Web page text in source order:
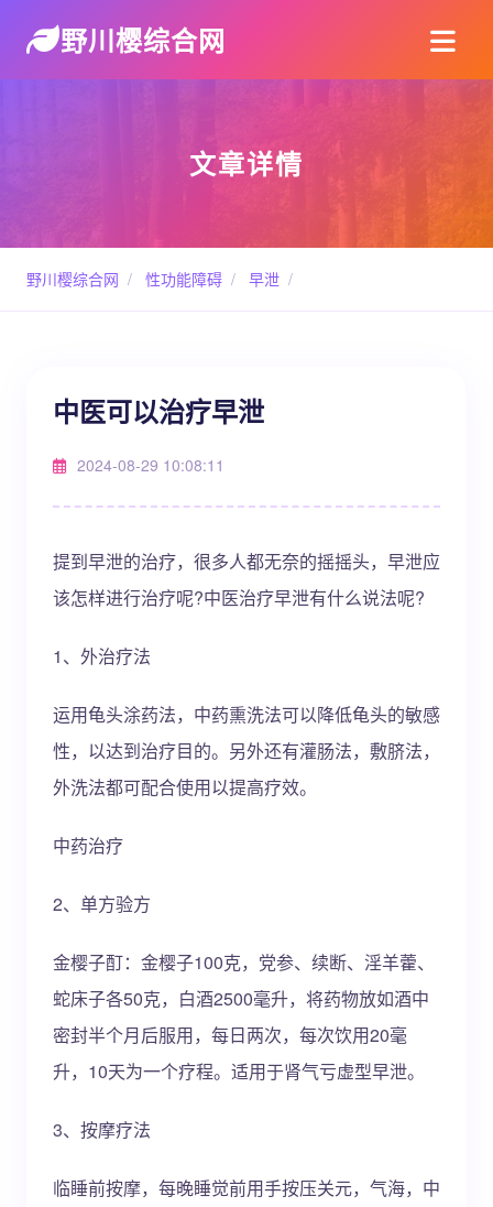
野川樱综合网
文章详情
野川樱综合网 / 性功能障碍 / 早泄 /
中医可以治疗早泄
2024-08-29 10:08:11
提到早泄的治疗，很多人都无奈的摇摇头，早泄应
该怎样进行治疗呢?中医治疗早泄有什么说法呢?
1、外治疗法
运用龟头涂药法，中药熏洗法可以降低龟头的敏感
性，以达到治疗目的。另外还有灌肠法，敷脐法，
外洗法都可配合使用以提高疗效。
中药治疗
2、单方验方
金樱子酊：金樱子100克，党参、续断、淫羊藿、
蛇床子各50克，白酒2500毫升，将药物放如酒中
密封半个月后服用，每日两次，每次饮用20毫
升，10天为一个疗程。适用于肾气亏虚型早泄。
3、按摩疗法
临睡前按摩，每晚睡觉前用手按压关元，气海，中